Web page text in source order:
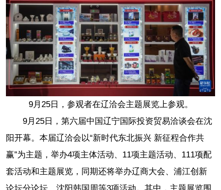
9月25日，参观者在辽洽会主题展览上参观。
9月25日，第六届中国辽宁国际投资贸易洽谈会在沈
阳开幕。本届辽洽会以“新时代东北振兴 新征程合作共
赢”为主题，举办4项主体活动、11项主题活动、111项配
套活动和主题展览，同期还将举办辽商大会、浦江创新